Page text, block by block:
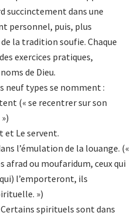
succinctement dans une
personnel, puis, plus
la tradition soufie. Chaque
exercices pratiques,
de Dieu.
neuf types se nomment :
(« se recentrer sur son
et Le servent.
l’émulation de la louange. («
afrad ou moufaridum, ceux qui
l’emporteront, ils
»)
Certains spirituels sont dans